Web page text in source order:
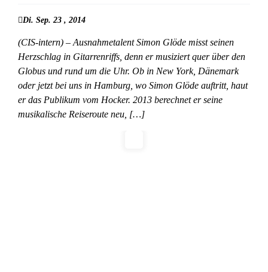
Di. Sep. 23 , 2014
(CIS-intern) – Ausnahmetalent Simon Glöde misst seinen
Herzschlag in Gitarrenriffs, denn er musiziert quer über den
Globus und rund um die Uhr. Ob in New York, Dänemark
oder jetzt bei uns in Hamburg, wo Simon Glöde auftritt, haut
er das Publikum vom Hocker. 2013 berechnet er seine
musikalische Reiseroute neu, […]